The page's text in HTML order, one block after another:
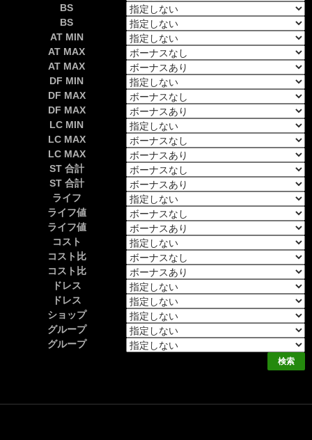
BS
BS
AT MIN
AT MAX
AT MAX
DF MIN
DF MAX
DF MAX
LC MIN
LC MAX
LC MAX
ST 合計
ST 合計
ライフ
ライフ値
ライフ値
コスト
コスト比
コスト比
ドレス
ドレス
ショップ
グループ
グループ